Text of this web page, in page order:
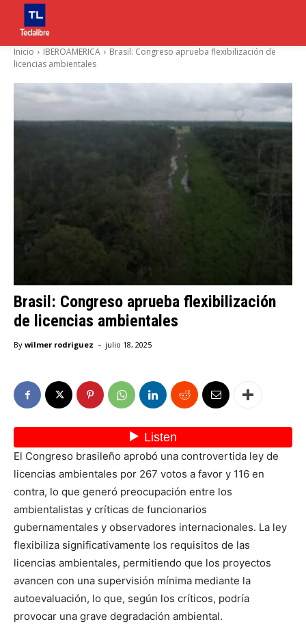
Inicio IBEROAMERICA
Brasil: Congreso aprueba flexibilización de
licencias ambientales
Brasil: Congreso aprueba flexibilización
de licencias ambientales
By wilmer rodriguez - julio 18, 2025
El Congreso brasileño aprobó una controvertida ley de
licencias ambientales por 267 votos a favor y 116 en
contra, lo que generó preocupación entre los
ambientalistas y críticas de funcionarios
gubernamentales y observadores internacionales. La ley
flexibiliza significativamente los requisitos de las
licencias ambientales, permitiendo que los proyectos
avancen con una supervisión mínima mediante la
autoevaluación, lo que, según los críticos, podría
provocar una grave degradación ambiental.